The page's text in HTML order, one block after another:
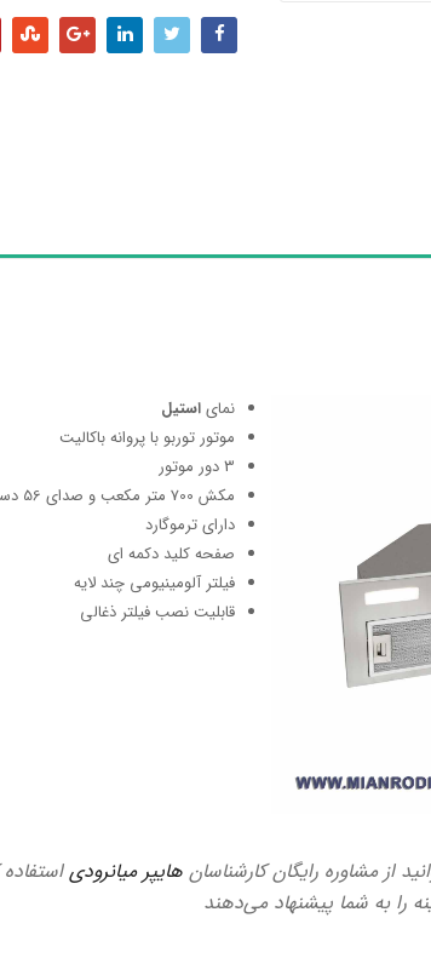
نمایاستیل
موتور توربو با پروانه باکالیت
3 دور موتور
مکش 700 متر مکعب و صدای 56 دسیبل
دارای ترموگارد
صفحه کلید دکمه ای
فیلتر آلومینیومی چند لایه
قابلیت نصب فیلتر ذغالی
از مشاوره رایگان کارشناسان هایپر میانرودیاستفاده
را به شما پیشنهاد می‌دهند